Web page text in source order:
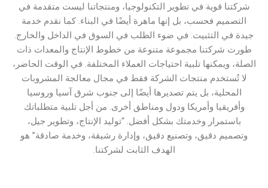
شركتنا قوية في تطوير التكنولوجيا، ومنتجاتنا ليست متقدمة في
التصميم فحسب، بل إنها ماهرة أيضًا في البناء. كما نقدم خدمة
جيدة في التثبيت. في ضوء الطلب في السوق في الداخل والخارج.
طورت شركتنا مجموعة متنوعة من خطوط الإنتاج والمعدات ذات
الصلة، ويمكنها تلبية احتياجات العملاء المختلفة. في الوقت الحاضر،
لا تُستخدم منتجات الشركة فقط في مجال معالجة المشروبات
المحلية، بل يتم تصديرها أيضًا إلى جنوب شرق آسيا وروسيا
وأفريقيا وأمريكا ودول ومناطق أخرى. من أجل تلبية متطلباتك
باستمرار وخدمتك بشكل أفضل. “توليد الإنتاج، وتطوير جيل،
وتصميم دقيق، وتصنيع دقيق، وإدارة رشيقة، وخدمة صادقة” هو
الهدف الثابت لشركتنا.